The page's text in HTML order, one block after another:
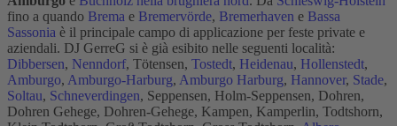
fino a quando Brema e Bremervörde, Bremerhaven e Bassa
Sassonia è il principale campo di applicazione per feste private e
aziendali. DJ GerreG si è già esibito nelle seguenti località:
Dibbersen, Nenndorf, Tötensen, Tostedt, Heidenau, Hollenstedt,
Amburgo, Amburgo-Harburg, Amburgo Harburg, Hannover, Stade,
Soltau, Schneverdingen, Seppensen, Holm-Seppensen, Dohren,
Dohren Gehege, Dohren-Gehege, Kampen, Kamperlin, Todtshorn,